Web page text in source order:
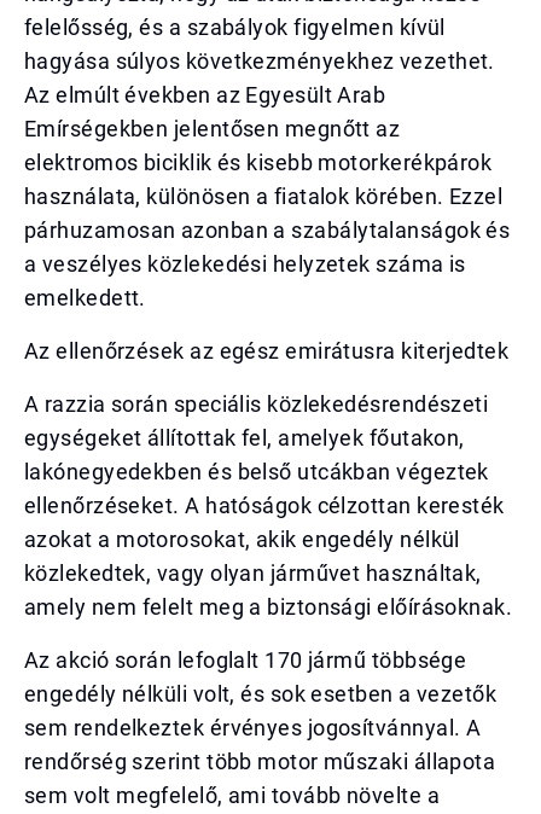
felelősség, és a szabályok figyelmen kívül
hagyása súlyos következményekhez vezethet.
Az elmúlt években az Egyesült Arab
Emírségekben jelentősen megnőtt az
elektromos biciklik és kisebb motorkerékpárok
használata, különösen a fiatalok körében. Ezzel
párhuzamosan azonban a szabálytalanságok és
a veszélyes közlekedési helyzetek száma is
emelkedett.
Az ellenőrzések az egész emirátusra kiterjedtek
A razzia során speciális közlekedésrendészeti
egységeket állítottak fel, amelyek főutakon,
lakónegyedekben és belső utcákban végeztek
ellenőrzéseket. A hatóságok célzottan keresték
azokat a motorosokat, akik engedély nélkül
közlekedtek, vagy olyan járművet használtak,
amely nem felelt meg a biztonsági előírásoknak.
Az akció során lefoglalt 170 jármű többsége
engedély nélküli volt, és sok esetben a vezetők
sem rendelkeztek érvényes jogosítvánnyal. A
rendőrség szerint több motor műszaki állapota
sem volt megfelelő, ami tovább növelte a